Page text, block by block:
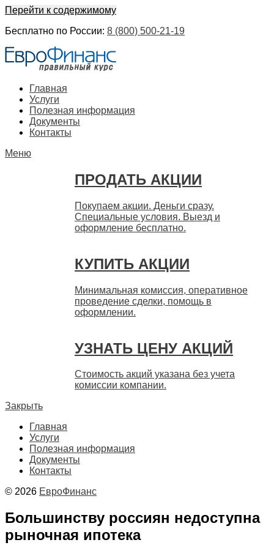
Перейти к содержимому
Бесплатно по России: 8 (800) 500-21-19
ЕвроФинанс
БыстроГлавная
Услуги
Полезная информация
Документы
Контакты
Меню
ПРОДАТЬ АКЦИИ
Покупаем акции. Деньги сразу.
Специальные условия. Выезд и
оформление бесплатно.
КУПИТЬ АКЦИИ
Минимальная комиссия, оперативное
проведение сделки, помощь в
оформлении.
УЗНАТЬ ЦЕНУ АКЦИЙ
Стоимость акций указана без учета
комиссии компании.
Закрыть
Главная
Услуги
Полезная информация
Документы
Контакты
© 2026 ЕвроФинанс
Большинству россиян недоступна
рыночная ипотека